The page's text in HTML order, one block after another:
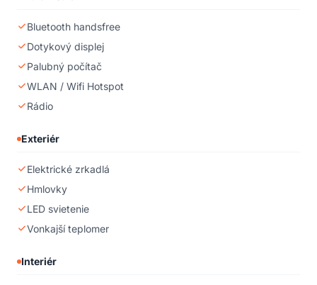
Bluetooth handsfree
Dotykový displej
Palubný počítač
WLAN / Wifi Hotspot
Rádio
Exteriér
Elektrické zrkadlá
Hmlovky
LED svietenie
Vonkajší teplomer
Interiér